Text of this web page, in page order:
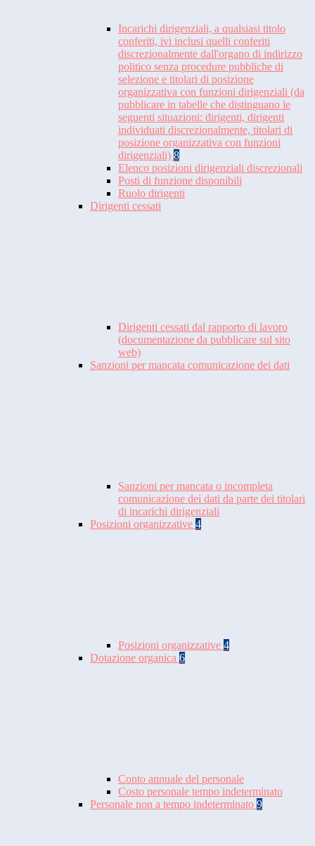
Incarichi dirigenziali, a qualsiasi titolo
conferiti, ivi inclusi quelli conferiti
discrezionalmente dall'organo di indirizzo
politico senza procedure pubbliche di
selezione e titolari di posizione
organizzativa con funzioni dirigenziali (da
pubblicare in tabelle che distinguano le
seguenti situazioni: dirigenti, dirigenti
individuati discrezionalmente, titolari di
posizione organizzativa con funzioni
dirigenziali) 8
Elenco posizioni dirigenziali discrezionali
Posti di funzione disponibili
Ruolo dirigenti
Dirigenti cessati
Dirigenti cessati dal rapporto di lavoro
(documentazione da pubblicare sul sito
web)
Sanzioni per mancata comunicazione dei dati
Sanzioni per mancata o incompleta
comunicazione dei dati da parte dei titolari
di incarichi dirigenziali
Posizioni organizzative 4
Posizioni organizzative 4
Dotazione organica 6
Conto annuale del personale
Costo personale tempo indeterminato
Personale non a tempo indeterminato 9